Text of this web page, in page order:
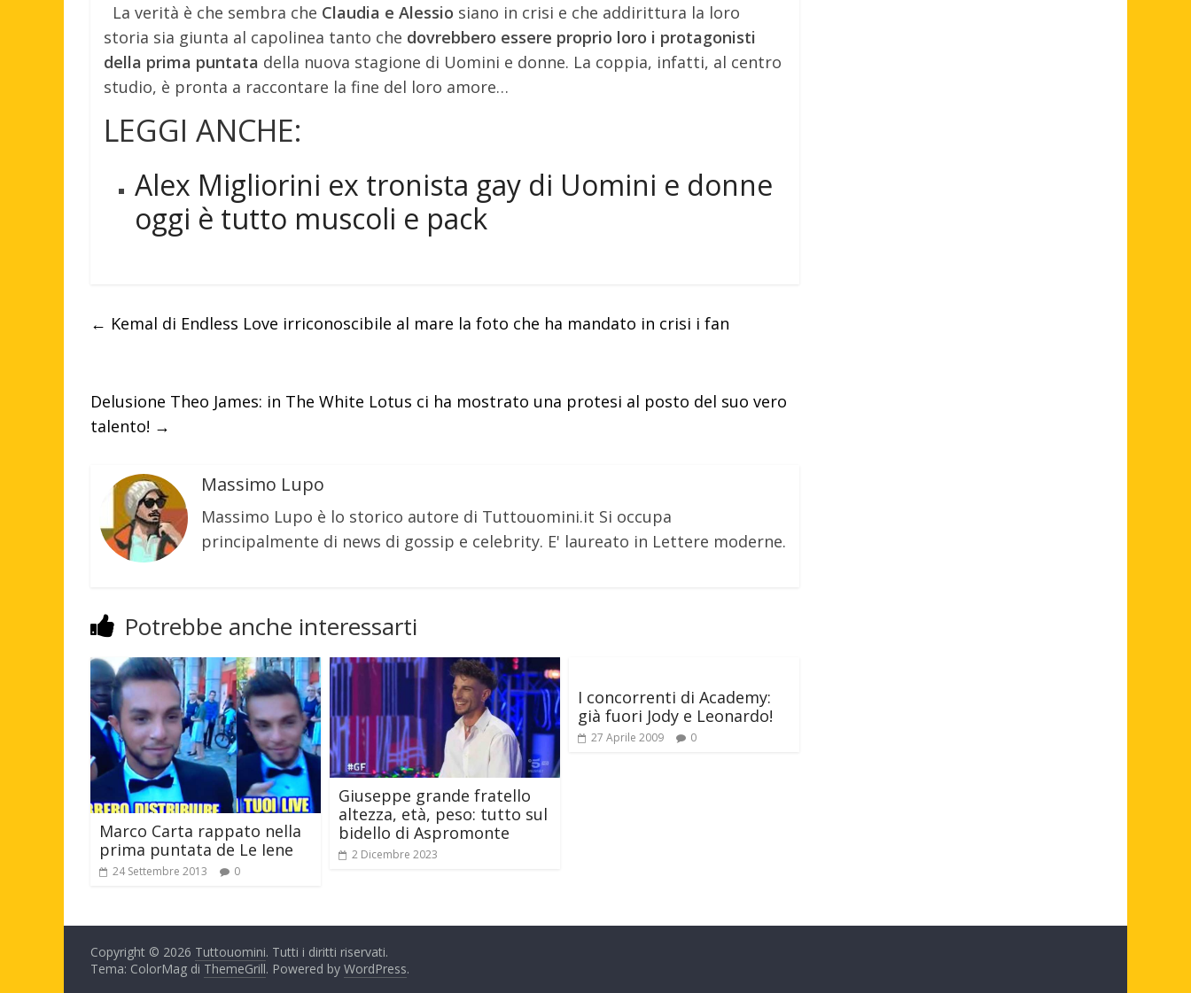
La verità è che sembra che Claudia e Alessio siano in crisi e che addirittura la loro
storia sia giunta al capolinea tanto che dovrebbero essere proprio loro i protagonisti
della prima puntata della nuova stagione di Uomini e donne. La coppia, infatti, al centro
studio, è pronta a raccontare la fine del loro amore…
LEGGI ANCHE:
Alex Migliorini ex tronista gay di Uomini e donne
oggi è tutto muscoli e pack
← Kemal di Endless Love irriconoscibile al mare la foto che ha mandato in crisi i fan
Delusione Theo James: in The White Lotus ci ha mostrato una protesi al posto del suo vero
talento! →
Massimo Lupo
Massimo Lupo è lo storico autore di Tuttouomini.it Si occupa
principalmente di news di gossip e celebrity. E' laureato in Lettere moderne.
Potrebbe anche interessarti
Marco Carta rappato nella
prima puntata de Le Iene
24 Settembre 2013 0
Giuseppe grande fratello
altezza, età, peso: tutto sul
bidello di Aspromonte
2 Dicembre 2023
I concorrenti di Academy:
già fuori Jody e Leonardo!
27 Aprile 2009 0
Copyright © 2026 Tuttouomini. Tutti i diritti riservati.
Tema: ColorMag di ThemeGrill. Powered by WordPress.